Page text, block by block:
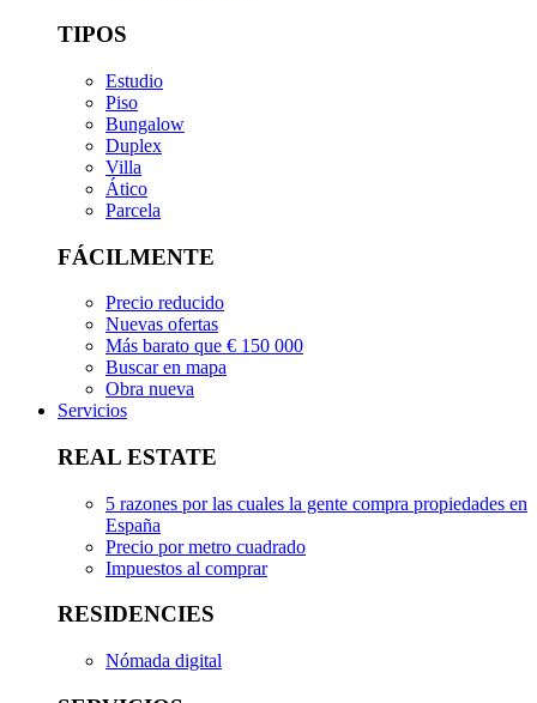
TIPOS
Estudio
Piso
Bungalow
Duplex
Villa
Ático
Parcela
FÁCILMENTE
Precio reducido
Nuevas ofertas
Más barato que € 150 000
Buscar en mapa
Obra nueva
Servicios
REAL ESTATE
5 razones por las cuales la gente compra propiedades en
España
Precio por metro cuadrado
Impuestos al comprar
RESIDENCIES
Nómada digital